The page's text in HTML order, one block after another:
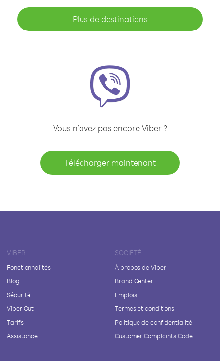
Plus de destinations
Vous n’avez pas encore Viber ?
Télécharger maintenant
VIBER
Fonctionnalités
Blog
Sécurité
Viber Out
Tarifs
Assistance
SOCIÉTÉ
À propos de Viber
Brand Center
Emplois
Termes et conditions
Politique de confidentialité
Customer Complaints Code